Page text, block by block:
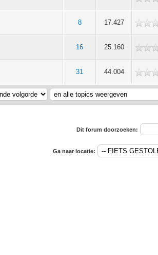
8 17.427
16 25.160
31 44.004
Dit forum doorzoeken:
Ga naar locatie: